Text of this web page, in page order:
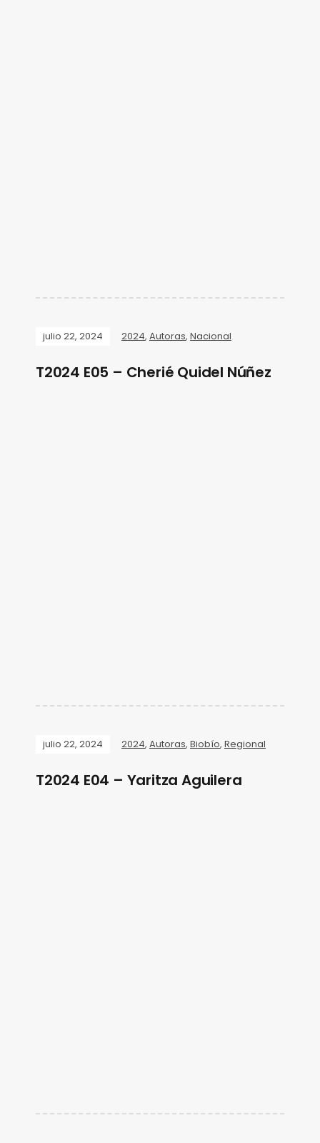
julio 22, 2024 2024, Autoras, Nacional
T2024 E05 – Cherié Quidel Núñez
julio 22, 2024 2024, Autoras, Biobío, Regional
T2024 E04 – Yaritza Aguilera